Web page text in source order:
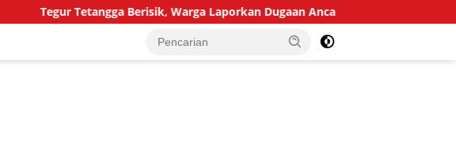
Tegur Tetangga Berisik, Warga Laporkan Dugaan Ancaman Pembunuhan